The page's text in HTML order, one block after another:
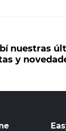
nuestras
y